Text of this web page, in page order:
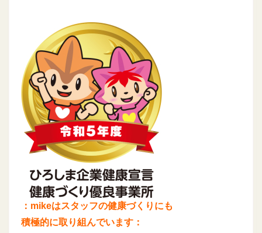
：mikeはスタッフの健康づくりにも
積極的に取り組んでいます：